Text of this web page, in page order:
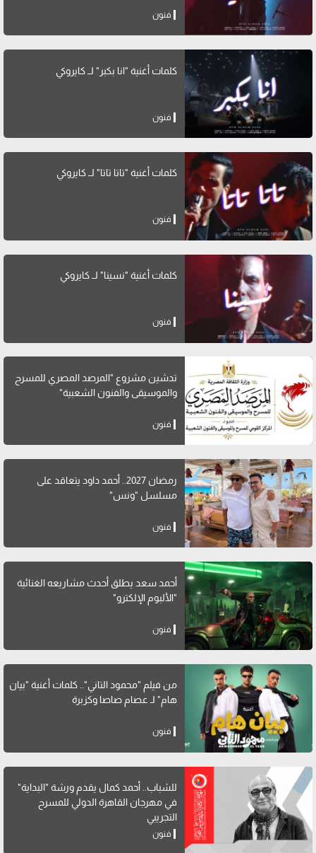
فنون
كلمات أغنية "انا بكبر" لــ كايروكي
فنون
كلمات أغنية "تاتا تاتا" لــ كايروكي
فنون
كلمات أغنية "نسينا" لــ كايروكي
فنون
تدشين مشروع "المرصد المصري للمسرح
والموسيقى والفنون الشعبية"
فنون
رمضان 2027.. أحمد داود يتعاقد على
مسلسل "ونس"
فنون
أحمد سعد يطلق أحدث مشاريعه الغنائية
"الألبوم الإلكترو"
فنون
من فيلم "محمود التاني".. كلمات أغنية "بيان
هام" لـ عصام صاصا وكزبرة
فنون
للشباب.. أحمد كمال يقدم ورشة "البداية"
في مهرجان القاهرة الدولي للمسرح
التجريبي
فنون